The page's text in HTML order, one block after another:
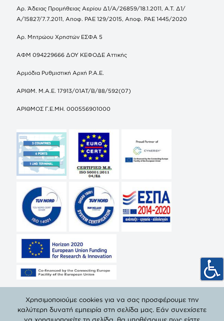
Αρ. Άδειας Προμήθειας Αερίου Δ1/Α/26859/18.1.2011, Α.Τ. Δ1/
Α/15827/7.7.2011, Αποφ. ΡΑΕ 129/2015, Αποφ. ΡΑΕ 1445/2020
Αρ. Μητρώου Χρηστών ΕΣΦΑ 5
ΑΦΜ 094229666 ΔΟΥ ΚΕΦΟΔΕ Αττικής
Αρμόδια Ρυθμιστική Αρχή Ρ.Α.Ε.
ΑΡΙΘΜ. Μ.Α.Ε. 17913/01ΑΤ/Β/88/592(07)
ΑΡΙΘΜΟΣ Γ.Ε.ΜΗ. 000556901000
Χρησιμοποιούμε cookies για να σας προσφέρουμε την
καλύτερη δυνατή εμπειρία στη σελίδα μας. Εάν συνεχίσετε
να χρησιμοποιείτε τη σελίδα, θα υποθέσουμε πως είστε